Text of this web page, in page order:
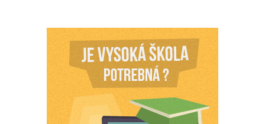
lepšie
vyhnúť
sa
vysokej
škole?